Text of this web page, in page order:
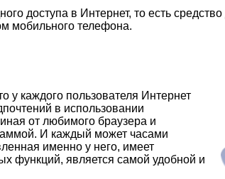
доступа в Интернет, то есть
мобильного телефона.
у каждого пользователя Интернет
в использовании
от любимого браузера и
И каждый может часами
именно у него, имеет
функций, является самой удобной и